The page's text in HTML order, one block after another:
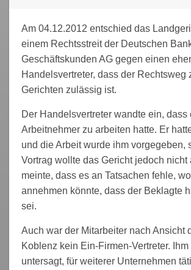
Am 04.12.2012 entschied das
einem Rechtsstreit der Deutschen
Geschäftskunden AG gegen einen
Handelsvertreter, dass der Rechtsweg
Gerichten zulässig ist.
Der Handelsvertreter wandte ein, dass
Arbeitnehmer zu arbeiten hatte. Er
und die Arbeit wurde ihm vorgegeben,
Vortrag wollte das Gericht jedoch nicht
meinte, dass es an Tatsachen fehle,
annehmen könnte, dass der Beklagte
sei.
Auch war der Mitarbeiter nach Ansicht
Koblenz kein Ein-Firmen-Vertreter.
untersagt, für weiterer Unternehmen